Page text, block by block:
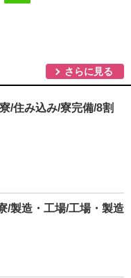
さらに見る
/住み込み/寮完備/8割
/製造・工場/工場・製造